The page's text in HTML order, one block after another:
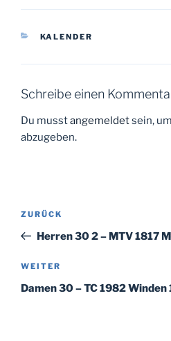
KATEGORIEN
KALENDER
Schreibe einen
Du musstangemeldetsein,
abzugeben.
Beitragsnavigation
Vorheriger
Beitrag
ZURÜCK
Herren 30 2 – MTV 1817
Nächster
Beitrag
WEITER
Damen 30 – TC 1982 Winden